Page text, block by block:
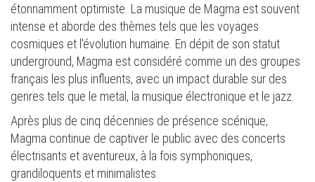
étonnamment optimiste. La musique de Magma est souvent
intense et aborde des thèmes tels que les voyages
cosmiques et l'évolution humaine. En dépit de son statut
underground, Magma est considéré comme un des groupes
français les plus influents, avec un impact durable sur des
genres tels que le metal, la musique électronique et le jazz.
Après plus de cinq décennies de présence scénique,
Magma continue de captiver le public avec des concerts
électrisants et aventureux, à la fois symphoniques,
grandiloquents et minimalistes.